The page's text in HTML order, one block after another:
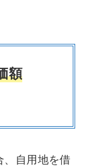
額
、自用地を借